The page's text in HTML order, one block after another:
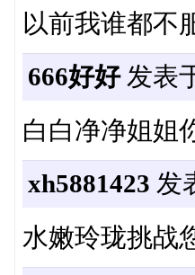
以前我谁都不
666好好发表
白白净净姐姐
xh5881423 发
水嫩玲珑挑战